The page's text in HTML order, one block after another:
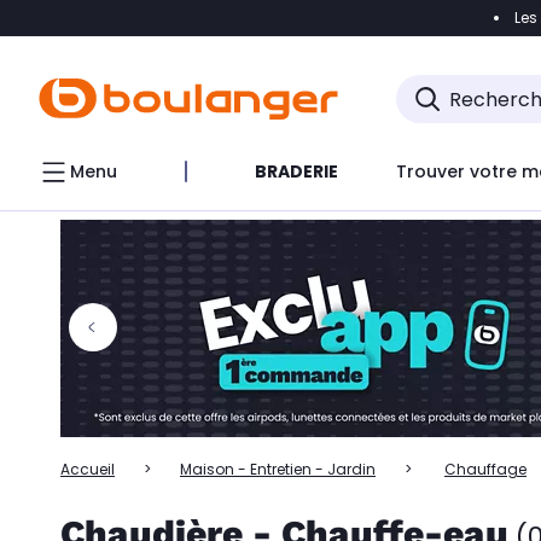
Accéder
Accéder directement au chatbot
Menu BRADERIE Trouver votre
Accueil Maison - Entretien - Jardin Chauffage